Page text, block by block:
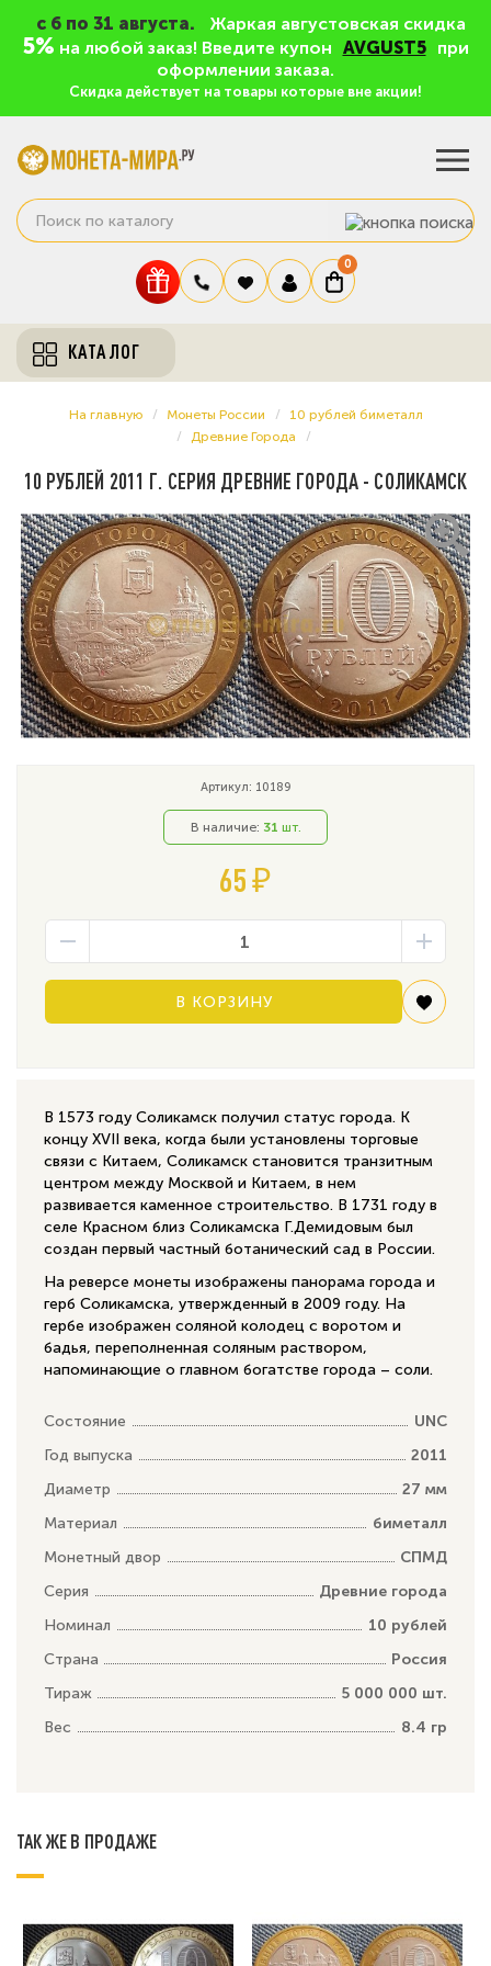
c 6 по 31 августа. Жаркая августовская скидка
5% на любой заказ! Введите купон AVGUST5
при
оформлении заказа.
Скидка действует на товары которые вне акции!
0
КАТАЛОГ
На главную Монеты России
10 рублей биметалл
Древние Города
10 РУБЛЕЙ 2011 Г. СЕРИЯ ДРЕВНИЕ ГОРОДА - СОЛИКАМСК
Артикул: 10189
В наличие: 31 шт.
65 ₽
В КОРЗИНУ
В 1573 году Соликамск получил статус города. К
концу XVII века, когда были установлены торговые
связи с Китаем, Соликамск становится транзитным
центром между Москвой и Китаем, в нем
развивается каменное строительство. В 1731 году в
селе Красном близ Соликамска Г.Демидовым был
создан первый частный ботанический сад в России.
На реверсе монеты изображены панорама города и
герб Соликамска, утвержденный в 2009 году. На
гербе изображен соляной колодец с воротом и
бадья, переполненная соляным раствором,
напоминающие о главном богатстве города – соли.
Состояние
UNC
Год выпуска
2011
Диаметр
27 мм
Материал
биметалл
Монетный двор
СПМД
Серия
Древние города
Номинал
10 рублей
Страна
Россия
Тираж
5 000 000 шт.
Вес
8.4 гр
ТАК ЖЕ В ПРОДАЖЕ